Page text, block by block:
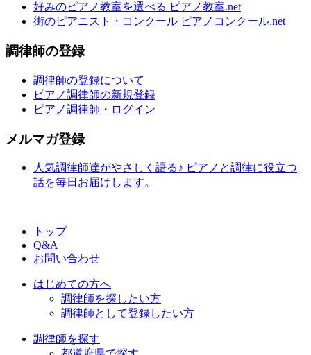
好みのピアノ教室を選べる ピアノ教室.net
街のピアニスト・コンクール ピアノコンクール.net
調律師の登録
調律師の登録について
ピアノ調律師の新規登録
ピアノ調律師・ログイン
メルマガ登録
人気調律師達がやさしく語る♪ ピアノと調律に役立つ
話を毎日お届けします。
トップ
Q&A
お問い合わせ
はじめての方へ
調律師を探したい方
調律師として登録したい方
調律師を探す